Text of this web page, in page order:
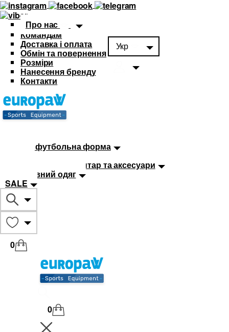
Про нас
Командам
Доставка і оплата
Обмін та повернення
Розміри
Нанесення бренду
Контакти
Укр
Дитяча футбольна форма
Тренувальний інвентар та аксесуари
Спортивний одяг
SALE
0
0